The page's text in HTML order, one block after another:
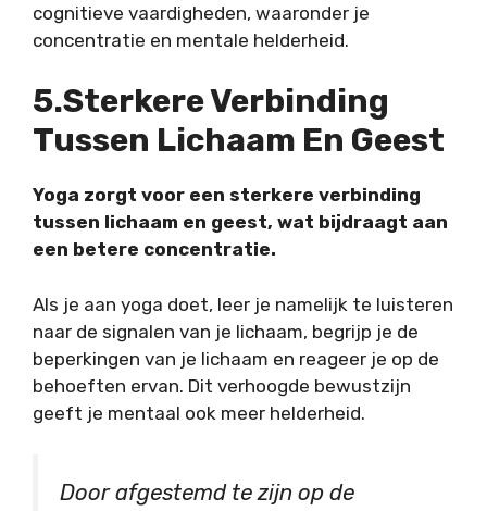
cognitieve vaardigheden, waaronder je
concentratie en mentale helderheid.
5.Sterkere Verbinding
Tussen Lichaam En Geest
Yoga zorgt voor een sterkere verbinding
tussen lichaam en geest, wat bijdraagt aan
een betere concentratie.
Als je aan yoga doet, leer je namelijk te luisteren
naar de signalen van je lichaam, begrijp je de
beperkingen van je lichaam en reageer je op de
behoeften ervan. Dit verhoogde bewustzijn
geeft je mentaal ook meer helderheid.
Door afgestemd te zijn op de